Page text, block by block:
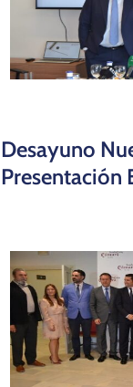
Desayuno
Presentación